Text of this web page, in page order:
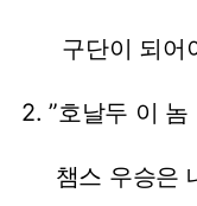
구단이 되어
2.”호날두 이 놈
챔스 우승은